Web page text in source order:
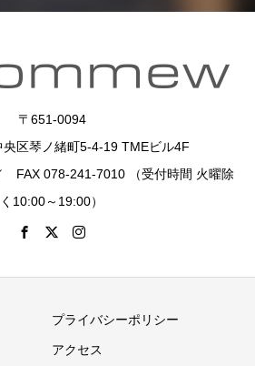
〒651-0094
区琴ノ緒町5-4-19 TMEビル4F
078-241-7010 （受付時間 火曜除
く10:00～19:00）
プライバシーポリシー
アクセス